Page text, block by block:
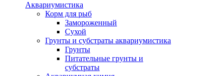
Аквариумистика
Корм для рыб
Замороженный
Сухой
Грунты и субстраты аквариумистика
Грунты
Питательные грунты и
субстраты